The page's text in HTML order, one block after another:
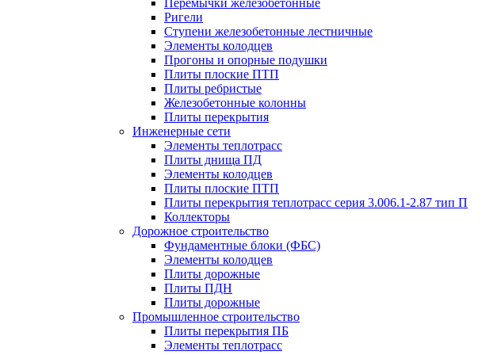
Перемычки железобетонные
Ригели
Ступени железобетонные лестничные
Элементы колодцев
Прогоны и опорные подушки
Плиты плоские ПТП
Плиты ребристые
Железобетонные колонны
Плиты перекрытия
Инженерные сети
Элементы теплотрасс
Плиты днища ПД
Элементы колодцев
Плиты плоские ПТП
Плиты перекрытия теплотрасс серия 3.006.1-2.87 тип П
Коллекторы
Дорожное строительство
Фундаментные блоки (ФБС)
Элементы колодцев
Плиты дорожные
Плиты ПДН
Плиты дорожные
Промышленное строительство
Плиты перекрытия ПБ
Элементы теплотрасс